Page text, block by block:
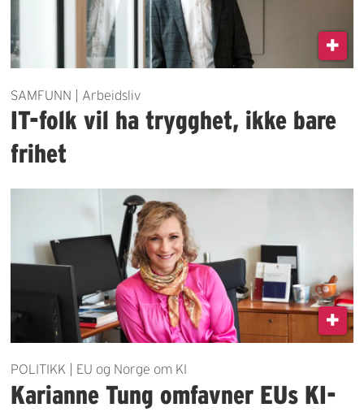
SAMFUNN | Arbeidsliv
IT-folk vil ha trygghet, ikke bare
frihet
POLITIKK | EU og Norge om KI
Karianne Tung omfavner EUs KI-